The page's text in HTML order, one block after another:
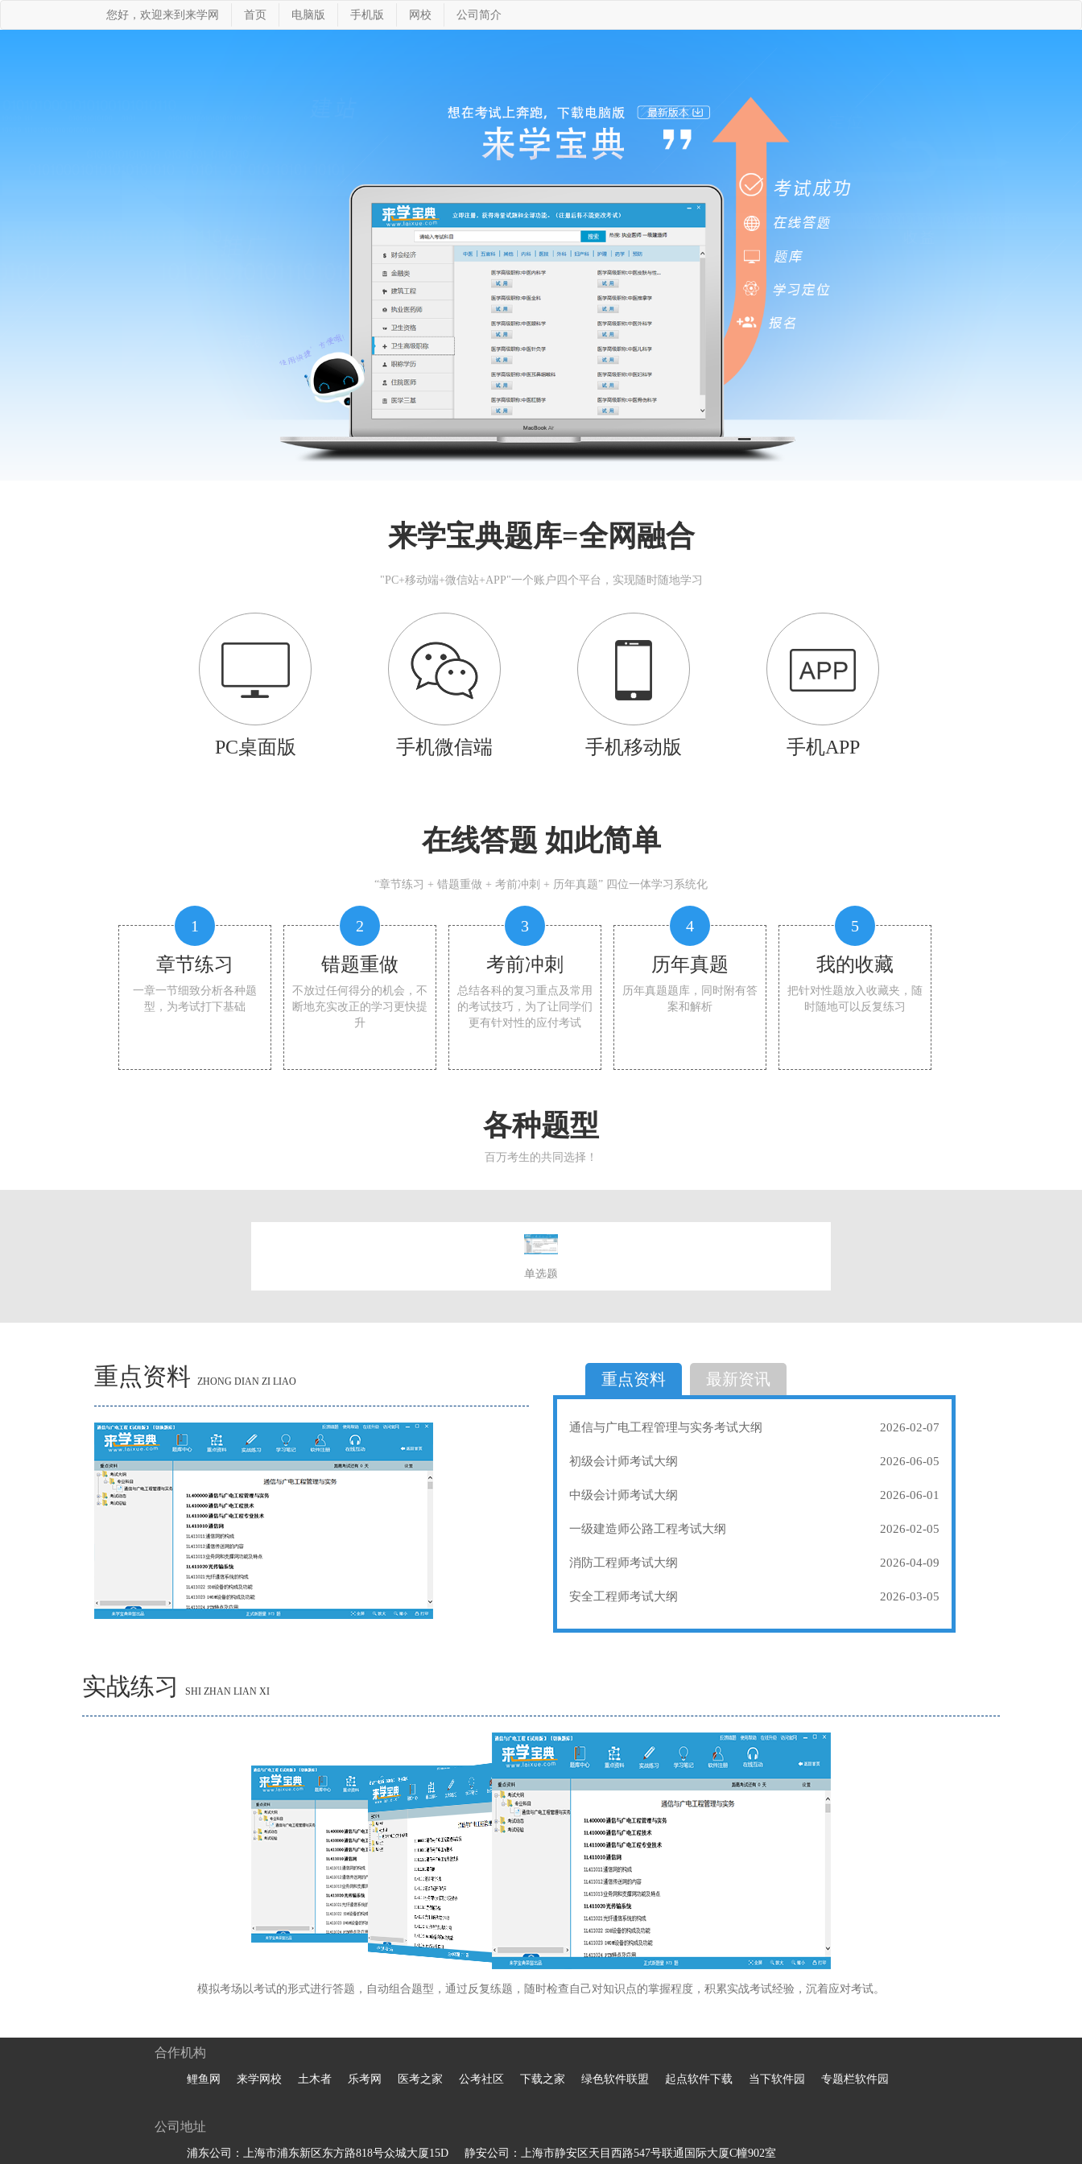
您好，欢迎来到来学网 首页 电脑版 手机版 网校 公司简介
来学宝典题库=全网融合
"PC+移动端+微信站+APP"一个账户四个平台，实现随时随地学习
PC桌面版 手机微信端 手机移动版 手机APP
在线答题 如此简单
“章节练习 + 错题重做 + 考前冲刺 + 历年真题” 四位一体学习系统化
1
章节练习
一章一节细致分析各种题
型，为考试打下基础
2
错题重做
不放过任何得分的机会，不
断地充实改正的学习更快提
升
3
考前冲刺
总结各科的复习重点及常用
的考试技巧，为了让同学们
更有针对性的应付考试
4
历年真题
历年真题题库，同时附有答
案和解析
5
我的收藏
把针对性题放入收藏夹，随
时随地可以反复练习
各种题型
百万考生的共同选择！
单选题
选择题
重点资料 ZHONG DIAN ZI LIAO 重点资料 最新资讯
通信与广电工程管理与实务考试大纲 2026-02-07
初级会计师考试大纲 2026-06-05
中级会计师考试大纲 2026-06-01
一级建造师公路工程考试大纲 2026-02-05
消防工程师考试大纲 2026-04-09
安全工程师考试大纲 2026-03-05
实战练习 SHI ZHAN LIAN XI
模拟考场以考试的形式进行答题，自动组合题型，通过反复练题，随时检查自己对知识点的掌握程度，积累实战考试经验，沉着应对考试。
合作机构
鲤鱼网 来学网校 土木者 乐考网 医考之家 公考社区 下载之家 绿色软件联盟 起点软件下载 当下软件园 专题栏软件园
公司地址
浦东公司：上海市浦东新区东方路818号众城大厦15D 静安公司：上海市静安区天目西路547号联通国际大厦C幢902室